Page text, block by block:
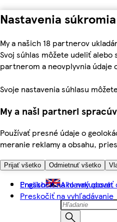
Nastavenia súkromia
My a našich 18 partnerov
Svoj súhlas môžete udeliť
partnerom a neovplyvnia údaje
Svoje nastavenia súhlasu
My a naši partneri
Používať presné údaje o
meranie reklamy a obsahu,
Prijať všetko Odmietnuť všetko
Preskočiť na hlavný obsah
Preskočiť na vyhľadávanie
English Ako nakupovať